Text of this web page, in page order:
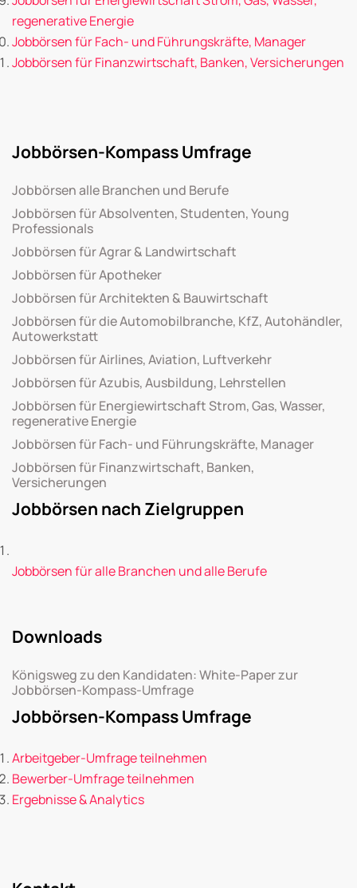
regenerative Energie
Jobbörsen für Fach- und Führungskräfte, Manager
Jobbörsen für Finanzwirtschaft, Banken, Versicherungen
Jobbörsen-Kompass Umfrage
Jobbörsen alle Branchen und Berufe
Jobbörsen für Absolventen, Studenten, Young
Professionals
Jobbörsen für Agrar & Landwirtschaft
Jobbörsen für Apotheker
Jobbörsen für Architekten & Bauwirtschaft
Jobbörsen für die Automobilbranche, KfZ, Autohändler,
Autowerkstatt
Jobbörsen für Airlines, Aviation, Luftverkehr
Jobbörsen für Azubis, Ausbildung, Lehrstellen
Jobbörsen für Energiewirtschaft Strom, Gas, Wasser,
regenerative Energie
Jobbörsen für Fach- und Führungskräfte, Manager
Jobbörsen für Finanzwirtschaft, Banken,
Versicherungen
Jobbörsen nach Zielgruppen
Jobbörsen für alle Branchen und alle Berufe
Downloads
Königsweg zu den Kandidaten: White-Paper zur
Jobbörsen-Kompass-Umfrage
Jobbörsen-Kompass Umfrage
Arbeitgeber-Umfrage teilnehmen
Bewerber-Umfrage teilnehmen
Ergebnisse & Analytics